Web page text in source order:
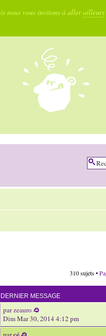
nous vous invitons à allerailleurs
310 sujets •
DERNIER MESSAGE
parzeauro
Dim Mar 30, 2014 4:12 pm